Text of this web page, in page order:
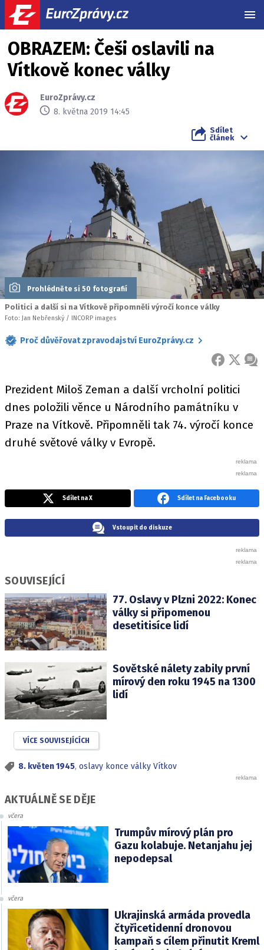
OBRAZEM: Češi oslavili na
Vítkově konec války
EuroZprávy.cz
8. května 2019 14:45
Sdílet
článek
Prohlédněte si 50 fotografií
Politici a další si na Vítkově připomněli výročí konce války
Foto: Jan Nebřenský / INCORP images
Proč důvěřovat zpravodajství EuroZprávy.cz
FACEBOOK
X
Prezident Miloš Zeman a další vrcholní politici
dnes položili věnce u Národního památníku v
Praze na Vítkově. Připomněli tak 74. výročí konce
druhé světové války v Evropě.
Sdílet na X Sdílet na Facebooku
Vstoupit do diskuze
SOUVISEJÍCÍ
77. Oslavy v Plzni 2022: Konec
války si připomenou
desetitisíce lidí
Sovětské nálety zabily první
mírový den roku 1945 na 1300
lidí
VÍCE SOUVISEJÍCÍCH
8. květen 1945, oslavy konce války Vítkov
AKTUÁLNĚ SE DĚJE
včera
Trumpův mírový plán pro
Gazu kolabuje. Netanjahu jej
nepodepsal
včera
Ukrajinská armáda provedla
čtyřicetidenní dronovou
kampaň s cílem přinutit Kreml